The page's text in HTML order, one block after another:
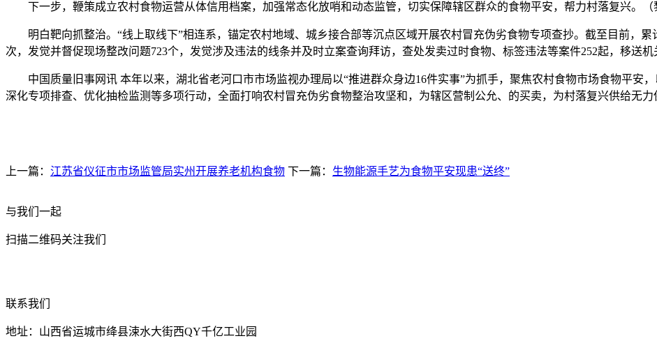
下一步，鞭策成立农村食物运营从体信用档案，加强常态化放哨和动态监管，切实保障辖区群众的食物平安，帮力村落复兴。（
明白靶向抓整治。“线上取线下”相连系，锚定农村地域、城乡接合部等沉点区域开展农村冒充伪劣食物专项查抄。截至目前，累
次，发觉并督促现场整改问题723个，发觉涉及违法的线条并及时立案查询拜访，查处发卖过时食物、标签违法等案件252起，移送机
中国质量旧事网讯 本年以来，湖北省老河口市市场监视办理局以“推进群众身边16件实事”为抓手，聚焦农村食物市场食物平安，
深化专项排查、优化抽检监测等多项行动，全面打响农村冒充伪劣食物整治攻坚和，为辖区营制公允、的买卖，为村落复兴供给无力
上一篇： 江苏省仪征市市场监管局实州开展养老机构食物 下一篇： 生物能源手艺为食物平安现患“送终”
与我们一起
扫描二维码关注我们
联系我们
地址：山西省运城市绛县涑水大街西QY千亿工业园